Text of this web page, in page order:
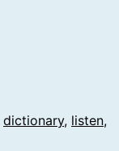
dictionary, listen,